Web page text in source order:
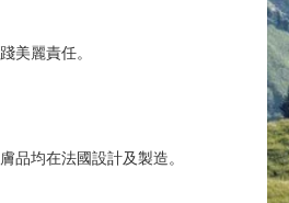
美麗責任。
品均在法國設計及製造。